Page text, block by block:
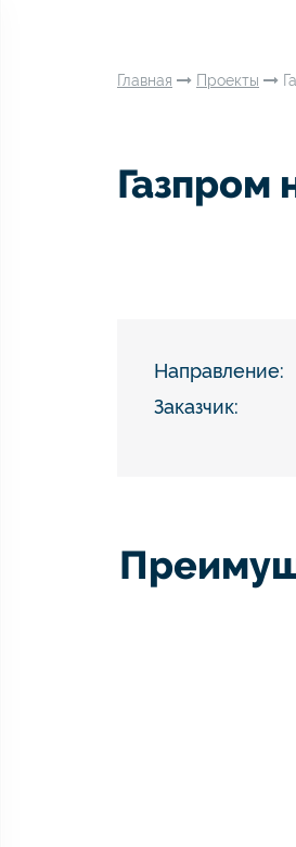
Главная Проекты
Газпром
Направление:
Заказчик: